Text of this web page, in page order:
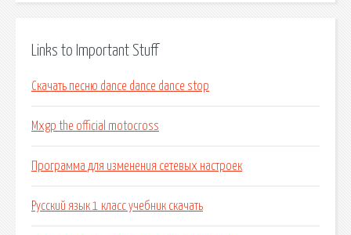
Links to Important Stuff
Скачать песню dance dance dance stop
Mxgp the official motocross
Программа для изменения сетевых настроек
Русский язык 1 класс учебник скачать